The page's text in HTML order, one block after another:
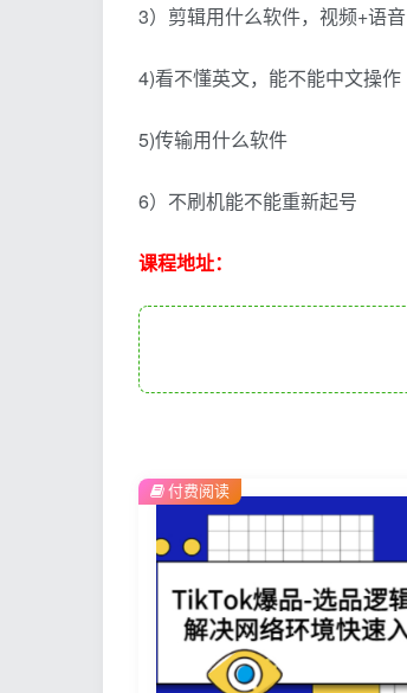
3）剪辑用什么软件，视频+语音
4)看不懂英文，能不能中文操作
5)传输用什么软件
6）不刷机能不能重新起号
课程地址：
付费阅读